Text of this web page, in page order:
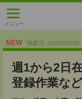
メニュー
NEW 掲載日 :2026/08/05
週1から2日
登録作業など